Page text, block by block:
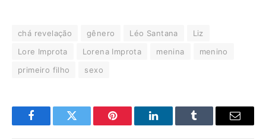
chá revelação gênero Léo Santana
Liz
Lore Improta
Lorena Improta menina
menino
primeiro filho
sexo
FacebookTwitter Pinterest LinkedInTumblr
E-